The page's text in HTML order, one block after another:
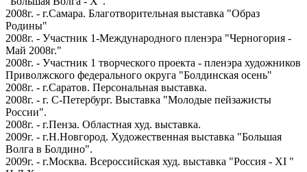
2008г. - г.Самара. Благотворительная выставка "Образ
Родины"
2008г. - Участник 1-Международного пленэра "Черногория -
Май 2008г."
2008г. - Участник 1 творческого проекта - пленэра художников
Приволжского федерального округа "Болдинская осень"
2008г. - г.Саратов. Персональная выставка.
2008г. - г. С-Петербург. Выставка "Молодые пейзажисты
России".
2008г. - г.Пенза. Областная худ. выставка.
2009г. - г.Н.Новгород. Художественная выставка "Большая
Волга в Болдино".
2009г. - г.Москва. Всероссийская худ. выставка "Россия - XI "